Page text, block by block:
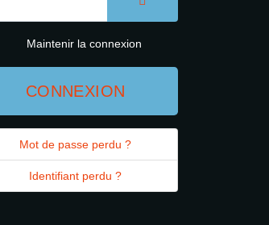
AFFICHER LE MOT
Maintenir la connexion
CONNEXION
Mot de passe perdu ?
Identifiant perdu ?